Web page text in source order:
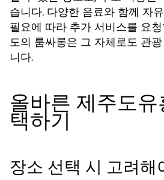
습니다. 다양한 음료와 함께 자
필요에 따라 추가 서비스를 요
도의 룸싸롱은 그 자체로도 관
니다.
올바른 제주도유
택하기
장소 선택 시 고려해